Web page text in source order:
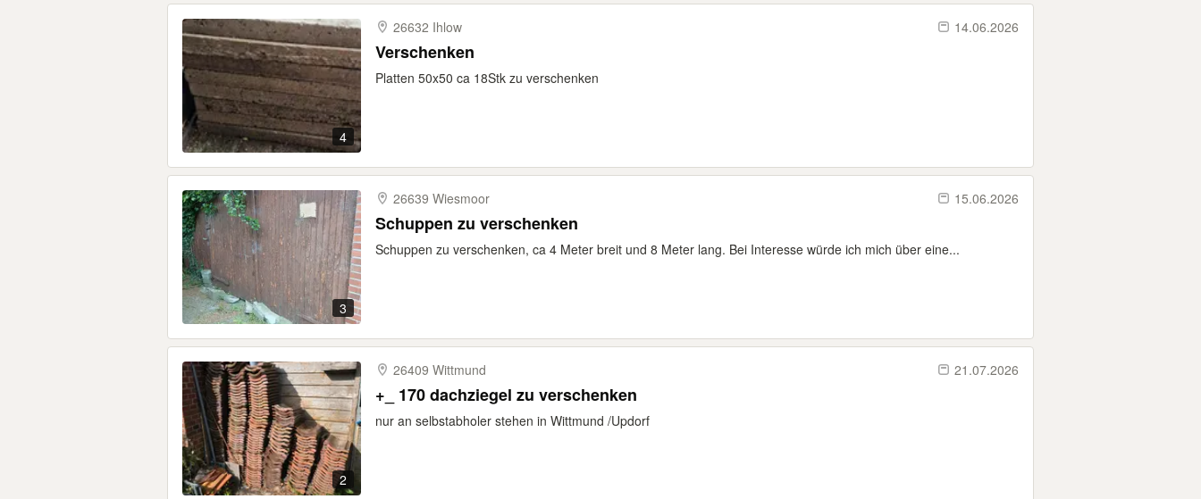
4
26632 Ihlow 14.06.2026
Verschenken
Platten 50x50 ca 18Stk zu verschenken
3
26639 Wiesmoor 15.06.2026
Schuppen zu verschenken
Schuppen zu verschenken, ca 4 Meter breit und 8 Meter lang. Bei Interesse würde ich mich über eine...
2
26409 Wittmund 21.07.2026
+_ 170 dachziegel zu verschenken
nur an selbstabholer stehen in Wittmund /Updorf